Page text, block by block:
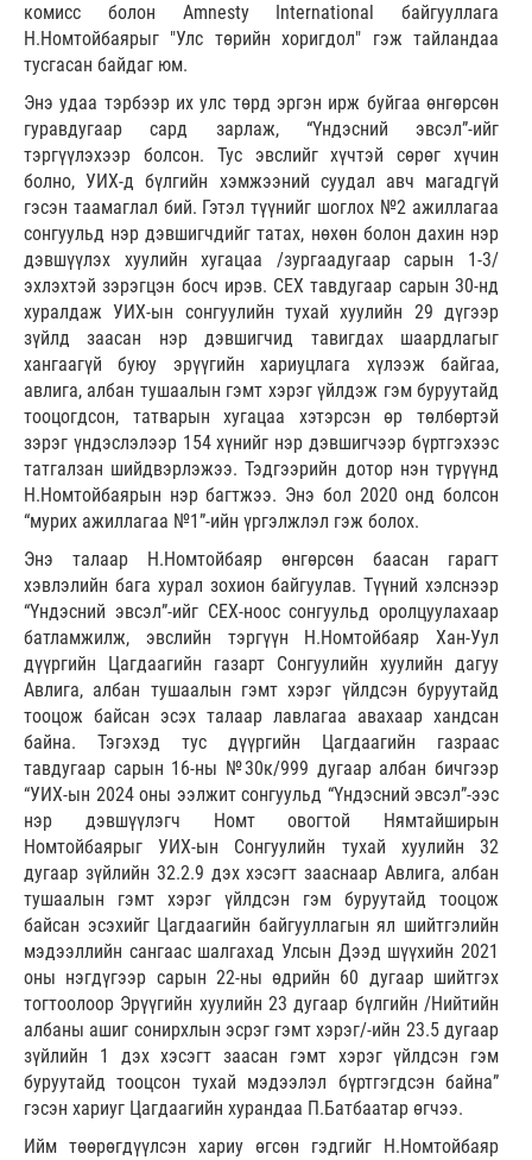
комисс болон Amnesty International байгууллага
Н.Номтойбаярыг "Улс төрийн хоригдол" гэж тайландаа
тусгасан байдаг юм.
Энэ удаа тэрбээр их улс төрд эргэн ирж буйгаа өнгөрсөн
гуравдугаар сард зарлаж, “Үндэсний эвсэл”-ийг
тэргүүлэхээр болсон. Тус эвслийг хүчтэй сөрөг хүчин
болно, УИХ-д бүлгийн хэмжээний суудал авч магадгүй
гэсэн таамаглал бий. Гэтэл түүнийг шоглох №2 ажиллагаа
сонгуульд нэр дэвшигчдийг татах, нөхөн болон дахин нэр
дэвшүүлэх хуулийн хугацаа /зургаадугаар сарын 1-3/
эхлэхтэй зэрэгцэн босч ирэв. СЕХ тавдугаар сарын 30-нд
хуралдаж УИХ-ын сонгуулийн тухай хуулийн 29 дүгээр
зүйлд заасан нэр дэвшигчид тавигдах шаардлагыг
хангаагүй буюу эрүүгийн хариуцлага хүлээж байгаа,
авлига, албан тушаалын гэмт хэрэг үйлдэж гэм буруутайд
тооцогдсон, татварын хугацаа хэтэрсэн өр төлбөртэй
зэрэг үндэслэлээр 154 хүнийг нэр дэвшигчээр бүртгэхээс
татгалзан шийдвэрлэжээ. Тэдгээрийн дотор нэн түрүүнд
Н.Номтойбаярын нэр багтжээ. Энэ бол 2020 онд болсон
“мурих ажиллагаа №1”-ийн үргэлжлэл гэж болох.
Энэ талаар Н.Номтойбаяр өнгөрсөн баасан гарагт
хэвлэлийн бага хурал зохион байгуулав. Түүний хэлснээр
“Үндэсний эвсэл”-ийг СЕХ-ноос сонгуульд оролцуулахаар
батламжилж, эвслийн тэргүүн Н.Номтойбаяр Хан-Уул
дүүргийн Цагдаагийн газарт Сонгуулийн хуулийн дагуу
Авлига, албан тушаалын гэмт хэрэг үйлдсэн буруутайд
тооцож байсан эсэх талаар лавлагаа авахаар хандсан
байна. Тэгэхэд тус дүүргийн Цагдаагийн газраас
тавдугаар сарын 16-ны №30к/999 дугаар албан бичгээр
“УИХ-ын 2024 оны ээлжит сонгуульд “Үндэсний эвсэл”-ээс
нэр дэвшүүлэгч Номт овогтой Нямтайширын
Номтойбаярыг УИХ-ын Сонгуулийн тухай хуулийн 32
дугаар зүйлийн 32.2.9 дэх хэсэгт зааснаар Авлига, албан
тушаалын гэмт хэрэг үйлдсэн гэм буруутайд тооцож
байсан эсэхийг Цагдаагийн байгууллагын ял шийтгэлийн
мэдээллийн сангаас шалгахад Улсын Дээд шүүхийн 2021
оны нэгдүгээр сарын 22-ны өдрийн 60 дугаар шийтгэх
тогтоолоор Эрүүгийн хуулийн 23 дугаар бүлгийн /Нийтийн
албаны ашиг сонирхлын эсрэг гэмт хэрэг/-ийн 23.5 дугаар
зүйлийн 1 дэх хэсэгт заасан гэмт хэрэг үйлдсэн гэм
буруутайд тооцсон тухай мэдээлэл бүртгэгдсэн байна”
гэсэн хариуг Цагдаагийн хурандаа П.Батбаатар өгчээ.
Ийм төөрөгдүүлсэн хариу өгсөн гэдгийг Н.Номтойбаяр